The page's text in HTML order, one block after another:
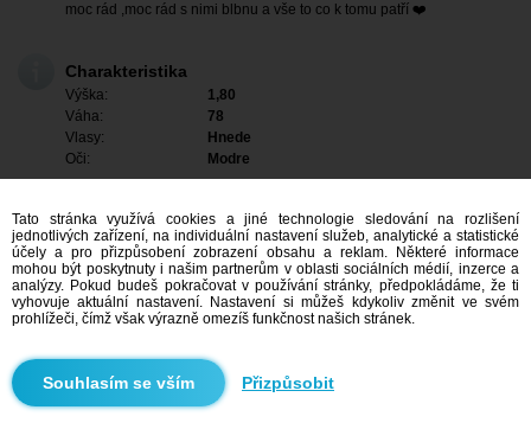
moc rád ,moc rád s nimi blbnu a vše to co k tomu patří ❤️
Charakteristika
Výška:
1,80
Váha:
78
Vlasy:
Hnede
Oči:
Modre
Mám zájem
Tato stránka využívá cookies a jiné technologie sledování na rozlišení
jednotlivých zařízení, na individuální nastavení služeb, analytické a statistické
účely a pro přizpůsobení zobrazení obsahu a reklam. Některé informace
mohou být poskytnuty i našim partnerům v oblasti sociálních médií, inzerce a
analýzy. Pokud budeš pokračovat v používání stránky, předpokládáme, že ti
vyhovuje aktuální nastavení. Nastavení si můžeš kdykoliv změnit ve svém
prohlížeči, čímž však výrazně omezíš funkčnost našich stránek.
Přizpůsobit